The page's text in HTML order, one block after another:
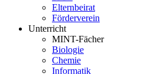
Elternbeirat
Förderverein
Unterricht
MINT-Fächer
Biologie
Chemie
Informatik